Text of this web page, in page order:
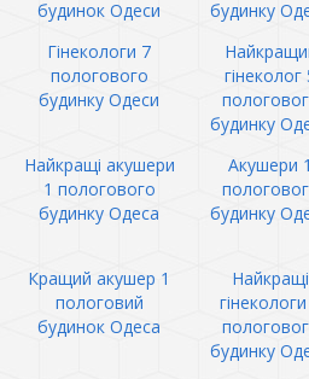
будинок Одеси
будинку
Гінекологи 7
пологового
будинку Одеси
гінеколог
будинку
Найкращі акушери
1 пологового
будинку Одеса
Акушери 1
будинку
Кращий акушер 1
пологовий
будинок Одеса
Найкращі
гінекологи
будинку